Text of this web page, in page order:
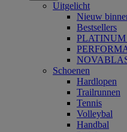
Uitgelicht
Nieuw
Bestsellers
PLATINUM
Schoenen
Hardlopen
Trailrunnen
Tennis
Volleybal
Handbal